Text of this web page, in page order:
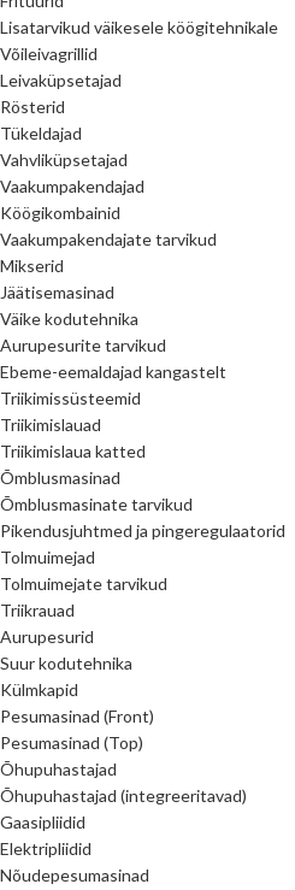
Lisatarvikud väikesele köögitehnikale
Võileivagrillid
Leivaküpsetajad
Rösterid
Tükeldajad
Vahvliküpsetajad
Vaakumpakendajad
Köögikombainid
Vaakumpakendajate tarvikud
Mikserid
Jäätisemasinad
Väike kodutehnika
Aurupesurite tarvikud
Ebeme-eemaldajad kangastelt
Triikimissüsteemid
Triikimislauad
Triikimislaua katted
Õmblusmasinad
Õmblusmasinate tarvikud
Pikendusjuhtmed ja pingeregulaatorid
Tolmuimejad
Tolmuimejate tarvikud
Triikrauad
Aurupesurid
Suur kodutehnika
Külmkapid
Pesumasinad (Front)
Pesumasinad (Top)
Õhupuhastajad
Õhupuhastajad (integreeritavad)
Gaasipliidid
Elektripliidid
Nõudepesumasinad